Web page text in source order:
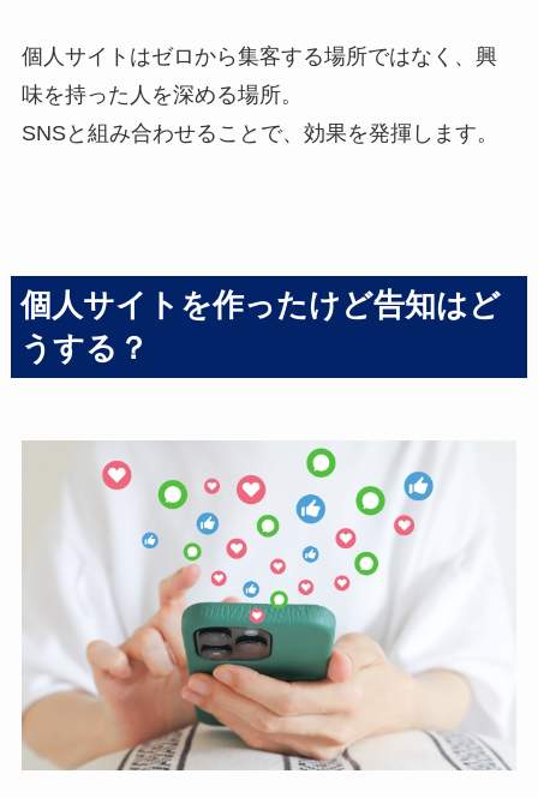
個人サイトはゼロから集客する場所ではなく、興
味を持った人を深める場所。
SNSと組み合わせることで、効果を発揮します。
個人サイトを作ったけど告知はど
うする？